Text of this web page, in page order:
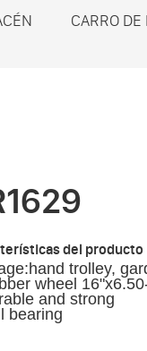
CARRO
del producto
trolley,
wheel
and strong
bearing